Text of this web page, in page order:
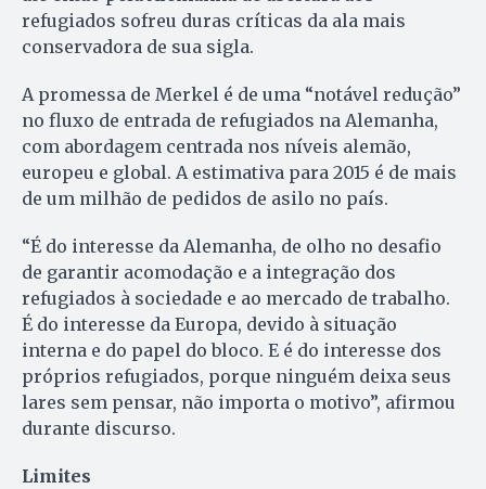
refugiados sofreu duras críticas da ala mais
conservadora de sua sigla.
A promessa de Merkel é de uma “notável redução”
no fluxo de entrada de refugiados na Alemanha,
com abordagem centrada nos níveis alemão,
europeu e global. A estimativa para 2015 é de mais
de um milhão de pedidos de asilo no país.
“É do interesse da Alemanha, de olho no desafio
de garantir acomodação e a integração dos
refugiados à sociedade e ao mercado de trabalho.
É do interesse da Europa, devido à situação
interna e do papel do bloco. E é do interesse dos
próprios refugiados, porque ninguém deixa seus
lares sem pensar, não importa o motivo”, afirmou
durante discurso.
Limites